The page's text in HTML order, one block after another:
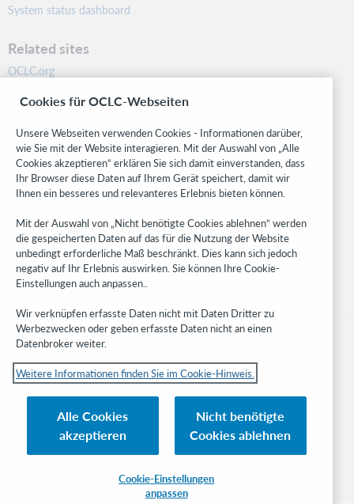
System status dashboard
Related sites
OCLC.org
Community
Research
WebJunction
Developer Network
Stay in the know.
Get the latest product updates, research, events, and much more—
right to your inbox.
Subscribe now
© 2023 OCLC
OCLC, Inc. und verbundenen Unternehmen
Cookie-Hinweis Cookie list and settings
Privacy policy
Cookies für OCLC-Webseiten
Unsere Webseiten verwenden Cookies - Informationen darüber,
wie Sie mit der Website interagieren. Mit der Auswahl von „Alle
Cookies akzeptieren“ erklären Sie sich damit einverstanden, dass
Ihr Browser diese Daten auf Ihrem Gerät speichert, damit wir
Ihnen ein besseres und relevanteres Erlebnis bieten können.
Mit der Auswahl von „Nicht benötigte Cookies ablehnen“ werden
die gespeicherten Daten auf das für die Nutzung der Website
unbedingt erforderliche Maß beschränkt. Dies kann sich jedoch
negativ auf Ihr Erlebnis auswirken. Sie können Ihre Cookie-
Einstellungen auch anpassen..
Wir verknüpfen erfasste Daten nicht mit Daten Dritter zu
Werbezwecken oder geben erfasste Daten nicht an einen
Datenbroker weiter.
Weitere Informationen finden Sie im Cookie-Hinweis.
Alle Cookies
akzeptieren
Nicht benötigte
Cookies ablehnen
Cookie-Einstellungen
anpassen